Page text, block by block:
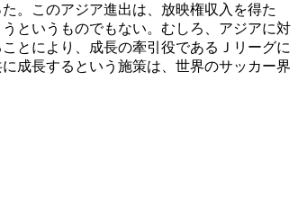
。このアジア進出は、放映権収入を得た
というものでもない。むしろ、アジアに対
とにより、成長の牽引役であるＪリーグに
成長するという施策は、世界のサッカー界